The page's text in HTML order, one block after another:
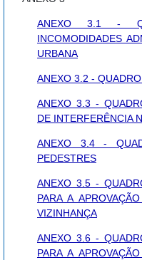
ANEXO 3.1 -
INCOMODIDADES
URBANA
ANEXO 3.2 -
ANEXO 3.3 -
DE INTERFERÊNCIA
ANEXO 3.4 -
PEDESTRES
ANEXO 3.5 -
PARA A
VIZINHANÇA
ANEXO 3.6 -
PARA A